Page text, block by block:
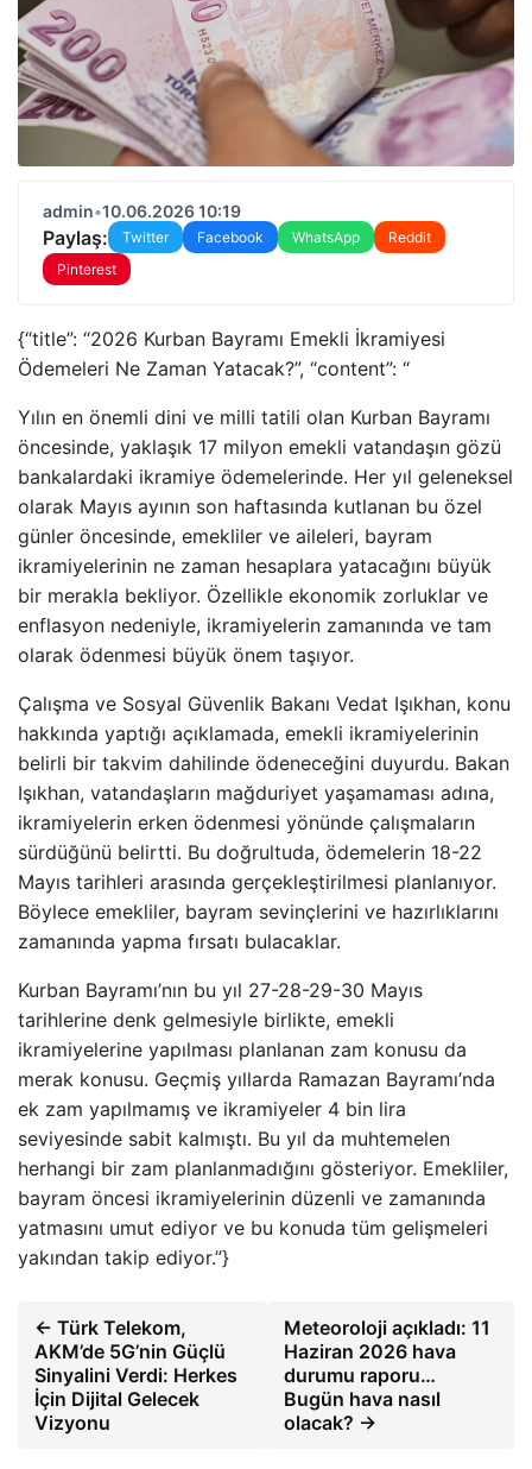
admin•10.06.2026 10:19
Paylaş: Twitter Facebook WhatsApp
Reddit
Pinterest
{“title”: “2026 Kurban Bayramı Emekli İkramiyesi
Ödemeleri Ne Zaman Yatacak?”, “content”: “
Yılın en önemli dini ve milli tatili olan Kurban Bayramı
öncesinde, yaklaşık 17 milyon emekli vatandaşın gözü
bankalardaki ikramiye ödemelerinde. Her yıl geleneksel
olarak Mayıs ayının son haftasında kutlanan bu özel
günler öncesinde, emekliler ve aileleri, bayram
ikramiyelerinin ne zaman hesaplara yatacağını büyük
bir merakla bekliyor. Özellikle ekonomik zorluklar ve
enflasyon nedeniyle, ikramiyelerin zamanında ve tam
olarak ödenmesi büyük önem taşıyor.
Çalışma ve Sosyal Güvenlik Bakanı Vedat Işıkhan, konu
hakkında yaptığı açıklamada, emekli ikramiyelerinin
belirli bir takvim dahilinde ödeneceğini duyurdu. Bakan
Işıkhan, vatandaşların mağduriyet yaşamaması adına,
ikramiyelerin erken ödenmesi yönünde çalışmaların
sürdüğünü belirtti. Bu doğrultuda, ödemelerin 18-22
Mayıs tarihleri arasında gerçekleştirilmesi planlanıyor.
Böylece emekliler, bayram sevinçlerini ve hazırlıklarını
zamanında yapma fırsatı bulacaklar.
Kurban Bayramı’nın bu yıl 27-28-29-30 Mayıs
tarihlerine denk gelmesiyle birlikte, emekli
ikramiyelerine yapılması planlanan zam konusu da
merak konusu. Geçmiş yıllarda Ramazan Bayramı’nda
ek zam yapılmamış ve ikramiyeler 4 bin lira
seviyesinde sabit kalmıştı. Bu yıl da muhtemelen
herhangi bir zam planlanmadığını gösteriyor. Emekliler,
bayram öncesi ikramiyelerinin düzenli ve zamanında
yatmasını umut ediyor ve bu konuda tüm gelişmeleri
yakından takip ediyor.”}
← Türk Telekom,
AKM’de 5G’nin Güçlü
Sinyalini Verdi: Herkes
İçin Dijital Gelecek
Vizyonu
Meteoroloji açıkladı: 11
Haziran 2026 hava
durumu raporu…
Bugün hava nasıl
olacak? →